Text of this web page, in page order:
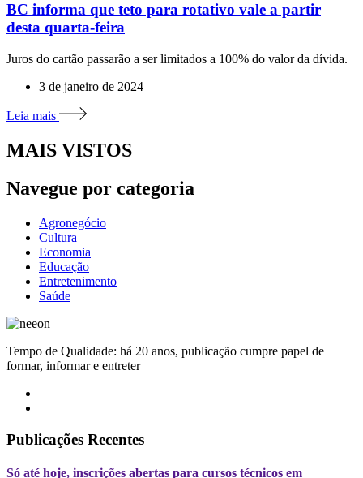
BC informa que teto para rotativo vale a partir
desta quarta-feira
Juros do cartão passarão a ser limitados a 100% do valor da dívida.
3 de janeiro de 2024
Leia mais
MAIS VISTOS
Navegue por categoria
Agronegócio
Cultura
Economia
Educação
Entretenimento
Saúde
Tempo de Qualidade: há 20 anos, publicação cumpre papel de
formar, informar e entreter
Publicações Recentes
Só até hoje, inscrições abertas para cursos técnicos em